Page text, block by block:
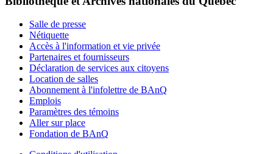
Salle de presse
Nétiquette
Accès à l'information et vie privée
Partenaires et fournisseurs
Déclaration de services aux citoyens
Location de salles
Abonnement à l'infolettre de BAnQ
Emplois
Paramètres des témoins
Aller sur place
Fondation de BAnQ